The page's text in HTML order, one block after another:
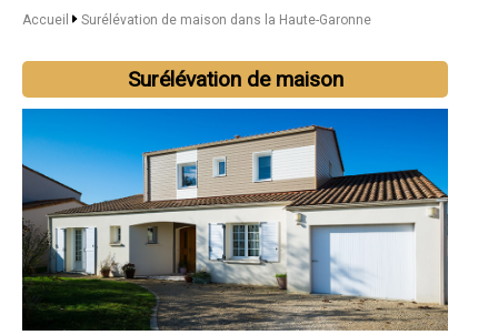
Accueil Surélévation de maison dans la Haute-Garonne
Surélévation de maison